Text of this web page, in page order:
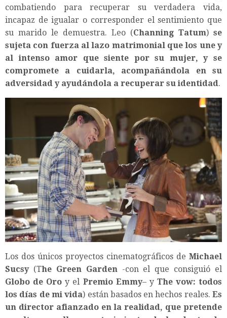
combatiendo para recuperar su verdadera vida,
incapaz de igualar o corresponder el sentimiento que
su marido le demuestra. Leo (Channing Tatum) se
sujeta con fuerza al lazo matrimonial que los une y
al intenso amor que siente por su mujer, y se
compromete a cuidarla, acompañándola en su
adversidad y ayudándola a recuperar su identidad.
Los dos únicos proyectos cinematográficos de Michael
Sucsy(The Green Garden-con el que consiguió el
Globo de Oro y el Premio Emmy– y The vow: todos
los días de mi vida) están basados en hechos reales.Es
un director afianzado en la realidad, que pretende